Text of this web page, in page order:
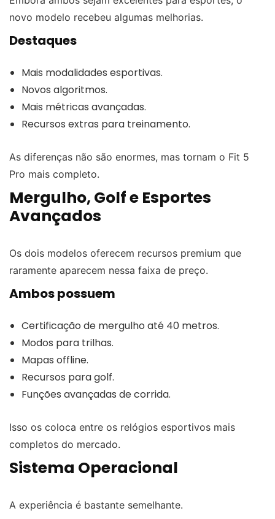
novo modelo recebeu algumas melhorias.
Destaques
Mais modalidades esportivas.
Novos algoritmos.
Mais métricas avançadas.
Recursos extras para treinamento.
As diferenças não são enormes, mas tornam o Fit 5
Pro mais completo.
Mergulho, Golf e Esportes
Avançados
Os dois modelos oferecem recursos premium que
raramente aparecem nessa faixa de preço.
Ambos possuem
Certificação de mergulho até 40 metros.
Modos para trilhas.
Mapas offline.
Recursos para golf.
Funções avançadas de corrida.
Isso os coloca entre os relógios esportivos mais
completos do mercado.
Sistema Operacional
A experiência é bastante semelhante.